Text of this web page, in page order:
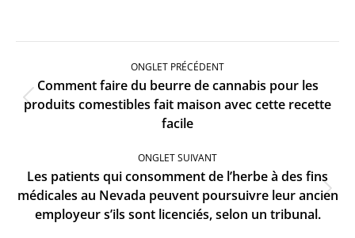
Navigation
ONGLET PRÉCÉDENT
Onglet
précédent
Comment faire du beurre de cannabis pour les
produits comestibles fait maison avec cette recette
facile
ONGLET SUIVANT
Onglet
suivant
Les patients qui consomment de l’herbe à des fins
médicales au Nevada peuvent poursuivre leur ancien
employeur s’ils sont licenciés, selon un tribunal.